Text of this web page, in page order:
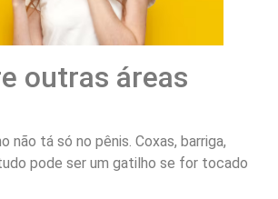
outras áreas
não tá só no pênis. Coxas, barriga,
pode ser um gatilho se for tocado